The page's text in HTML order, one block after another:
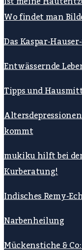
Wo findet man
Das Kaspar-
Entwässernde
Tipps und
kommt
mukiku hilft bei
Kurberatung!
Indisches Remy-
Narbenheilung
Mückenstiche &